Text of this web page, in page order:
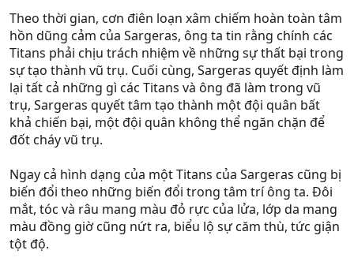
Theo thời gian, cơn điên loạn xâm chiếm hoàn toàn tâm
hồn dũng cảm của Sargeras, ông ta tin rằng chính các
Titans phải chịu trách nhiệm về những sự thất bại trong
sự tạo thành vũ trụ. Cuối cùng, Sargeras quyết định làm
lại tất cả những gì các Titans và ông đã làm trong vũ
trụ, Sargeras quyết tâm tạo thành một đội quân bất
khả chiến bại, một đội quân không thể ngăn chặn để
đốt cháy vũ trụ.
Ngay cả hình dạng của một Titans của Sargeras cũng bị
biến đổi theo những biến đổi trong tâm trí ông ta. Đôi
mắt, tóc và râu mang màu đỏ rực của lửa, lớp da mang
màu đồng giờ cũng nứt ra, biểu lộ sự căm thù, tức giận
tột độ.